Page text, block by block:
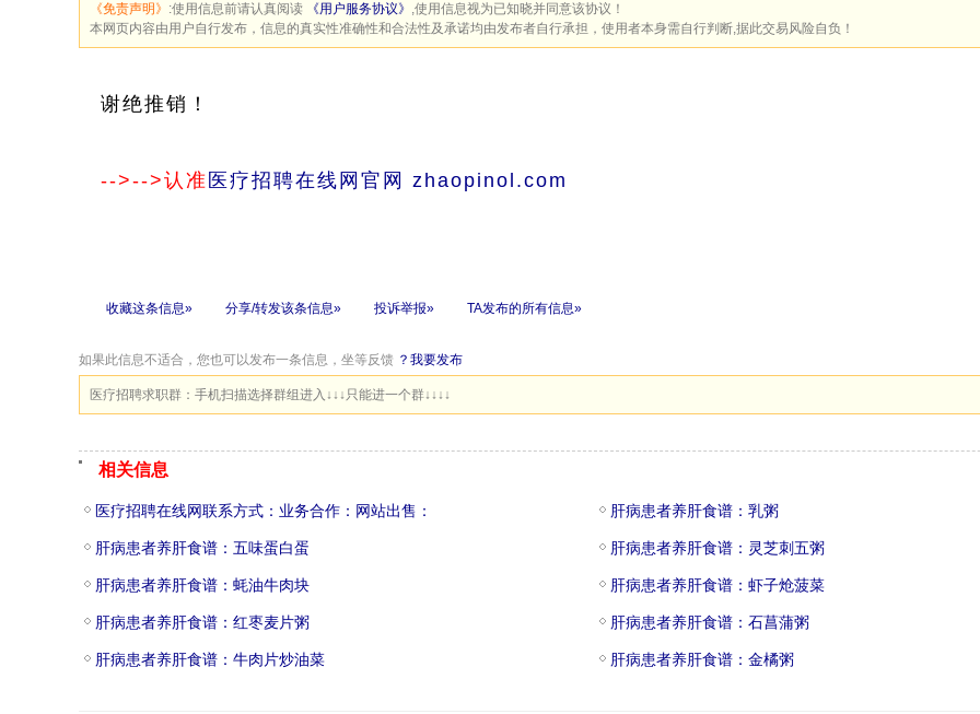
《免责声明》 :使用信息前请认真阅读 《用户服务协议》 ,使用信息视为已知晓并同意该协议！
本网页内容由用户自行发布，信息的真实性准确性和合法性及承诺均由发布者自行承担，使用者本身需自行判断,据此交易风险自负！
谢绝推销！
-->-->认准 医疗招聘在线网官网 zhaopinol.com
收藏这条信息» 分享/转发该条信息» 投诉举报» TA发布的所有信息»
如果此信息不适合，您也可以发布一条信息，坐等反馈 ？我要发布
医疗招聘求职群：手机扫描选择群组进入↓↓↓只能进一个群↓↓↓↓
相关信息
医疗招聘在线网联系方式：业务合作：网站出售： 肝病患者养肝食谱：乳粥
肝病患者养肝食谱：五味蛋白蛋 肝病患者养肝食谱：灵芝刺五粥
肝病患者养肝食谱：蚝油牛肉块 肝病患者养肝食谱：虾子炝菠菜
肝病患者养肝食谱：红枣麦片粥 肝病患者养肝食谱：石菖蒲粥
肝病患者养肝食谱：牛肉片炒油菜 肝病患者养肝食谱：金橘粥